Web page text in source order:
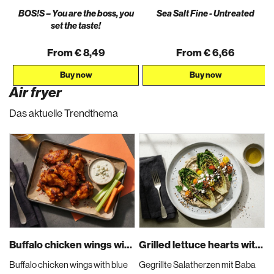
BOS!S – You are the boss, you
set the taste!
From € 8,49
Buy now
Sea ​​Salt Fine - Untreated
From € 6,66
Buy now
Air fryer
Das aktuelle Trendthema
Buffalo chicken wings with blue cheese dip
Buffalo chicken wings with blue
Grilled lettuce hearts with a kind of baba ganoush, tomatoes and feta topping
Gegrillte Salatherzen mit Baba